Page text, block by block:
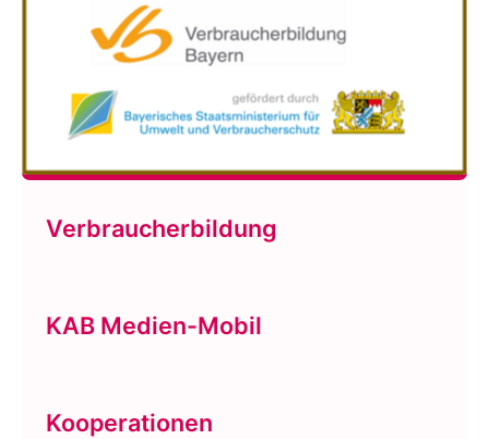
Verbraucherbildung
KAB Medien-Mobil
Kooperationen